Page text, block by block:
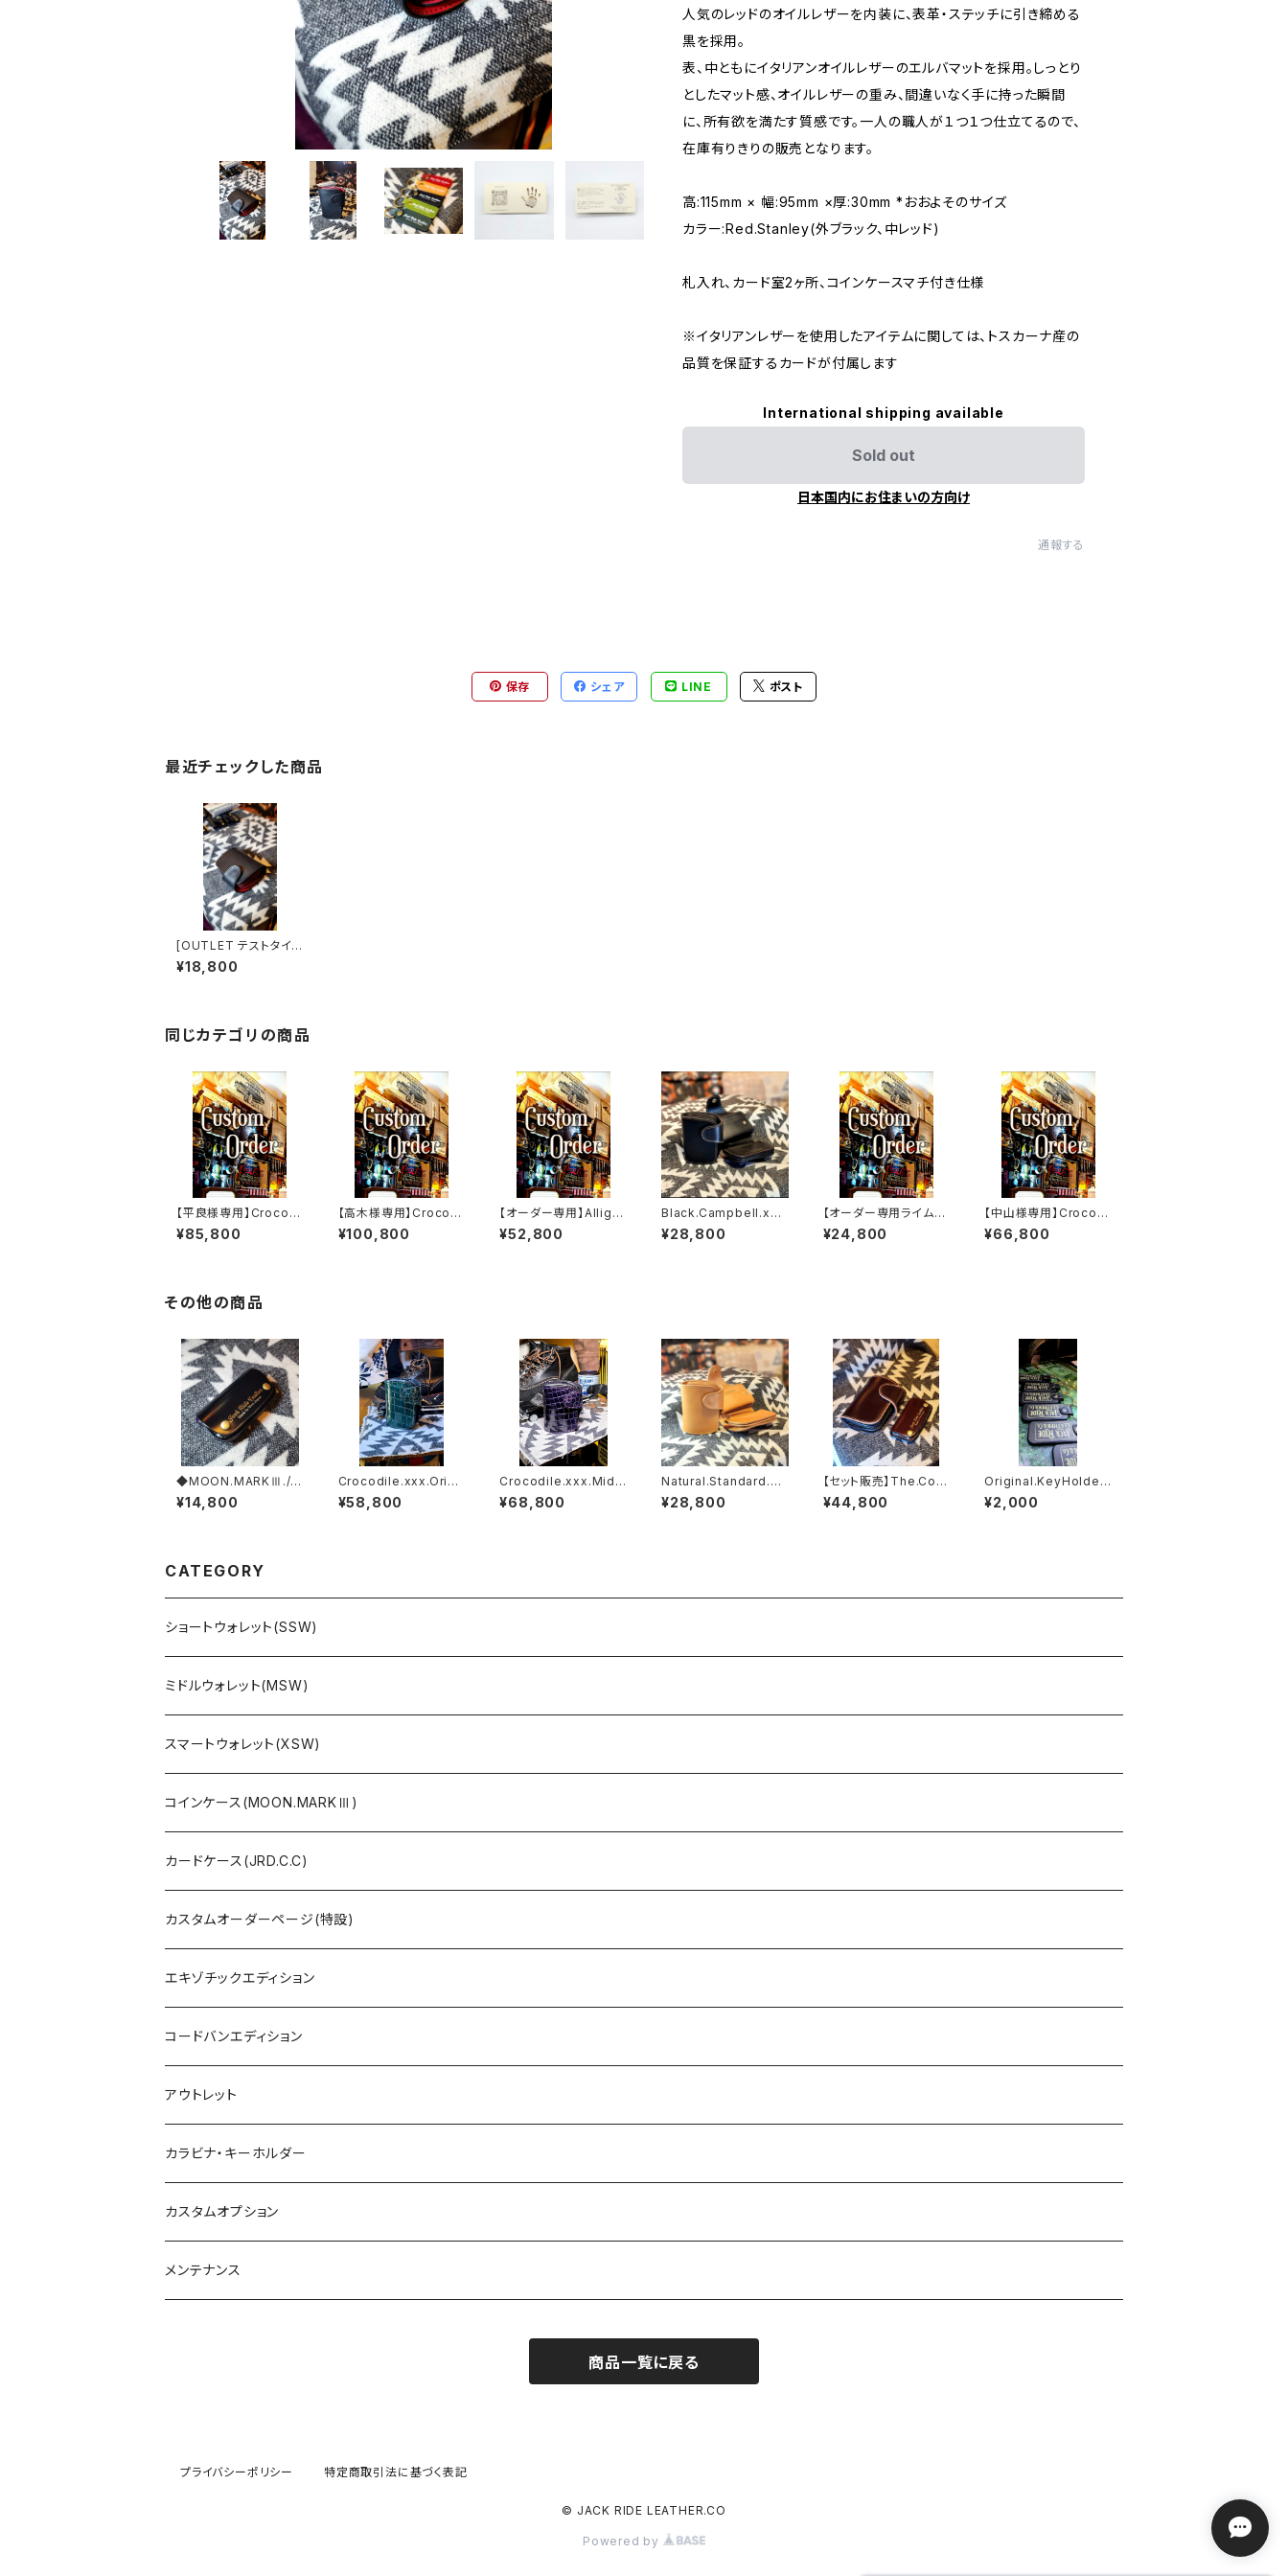
人気のレッドのオイルレザーを内装に、表革・ステッチに引き締める
黒を採用。
表、中ともにイタリアンオイルレザーのエルバマットを採用。しっとり
としたマット感、オイルレザーの重み、間違いなく手に持った瞬間
に、所有欲を満たす質感です。一人の職人が１つ１つ仕立てるので、
在庫有りきりの販売となります。
高:115mm × 幅:95mm ×厚:30mm *おおよそのサイズ
カラー:Red.Stanley(外ブラック、中レッド)
札入れ、カード室2ヶ所、コインケースマチ付き仕様
※イタリアンレザーを使用したアイテムに関しては、トスカーナ産の
品質を保証するカードが付属します
International shipping available
Sold out
日本国内にお住まいの方向け
通報する
保存 シェア LINE ポスト
最近チェックした商品
[OUTLET テストタイ
プ] ※マチ付 Red.Sta
nley.xxx // JACK.RI
¥18,800
同じカテゴリの商品
【平良様専用】Crocodi
le.xxx.ORIENTAL-BL
UE.Edition// JACK.RI
¥85,800
【高木様専用】Crocodi
le.xxx."HIMARAYA".E
dition// JACK.RIDE.
¥100,800
【オーダー専用】Alligat
or.xxx.Peacock,Blu
e.Edition// JACK.RI
¥52,800
Black.Campbell.xxx
// JACK.RIDE.SSW
¥28,800
【オーダー専用ライム&
レッドSSW
¥24,800
【中山様専用】Crocodi
le.xxx.Edition// JAC
K.RIDE.SSW
¥66,800
その他の商品
◆MOON.MARKⅢ./C
ordovan. Coin Cas
e.xxx. BLACK&GOL
¥14,800
Crocodile.xxx.Orien
tal-Blue.Edition// JA
CK.RIDE.SSW
¥58,800
Crocodile.xxx.Midni
ght'Purple.Edition//
JACK.RIDE.SSW
¥68,800
Natural.Standard.xx
x // JACK.RIDE.SSW
¥28,800
【セット販売】The.Cord
ovan.xxx.Burgundy.
Edition// JACK.RIDE.
¥44,800
Original.KeyHolder.
xxx.// JACK.RIDE
¥2,000
CATEGORY
ショートウォレット(SSW)
ミドルウォレット(MSW)
スマートウォレット(XSW)
コインケース(MOON.MARKⅢ)
カードケース(JRD.C.C)
カスタムオーダーページ(特設)
エキゾチックエディション
コードバンエディション
アウトレット
カラビナ・キーホルダー
カスタムオプション
メンテナンス
商品一覧に戻る
プライバシーポリシー 特定商取引法に基づく表記
© JACK RIDE LEATHER.CO
Powered by